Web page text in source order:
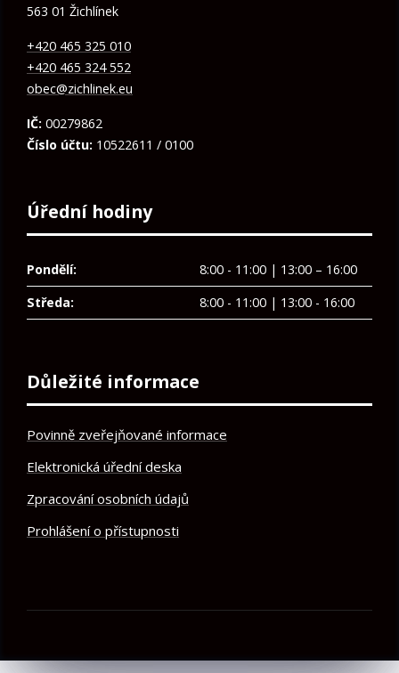
563 01 Žichlínek
+420 465 325 010
+420 465 324 552
obec@zichlinek.eu
IČ: 00279862
Číslo účtu: 10522611 / 0100
Úřední hodiny
Pondělí:
8:00 - 11:00 | 13:00 – 16:00
Středa:
8:00 - 11:00 | 13:00 - 16:00
Důležité informace
Povinně zveřejňované informace
Elektronická úřední deska
Zpracování osobních údajů
Prohlášení o přístupnosti